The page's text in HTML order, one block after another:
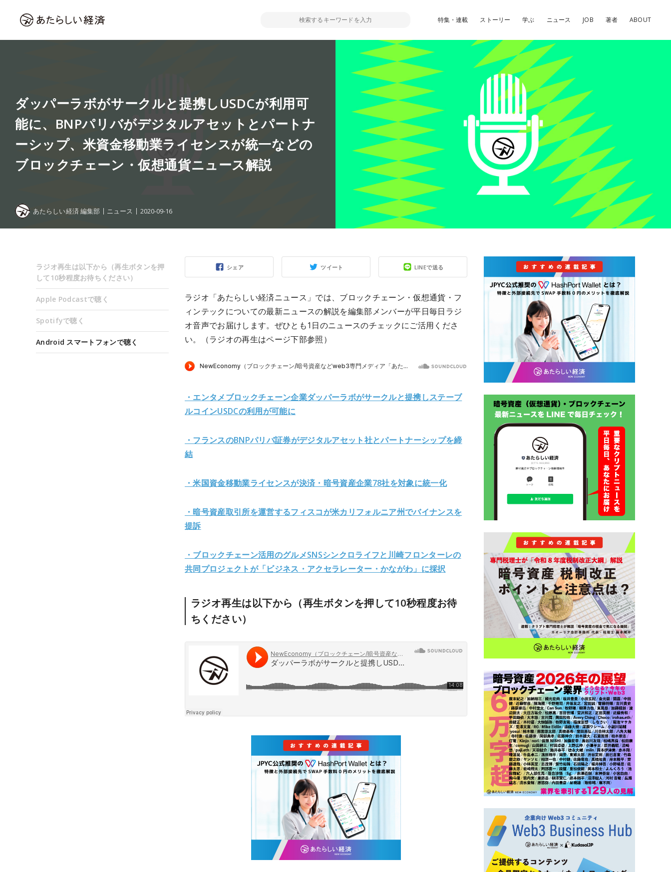
特集・連載 ストーリー 学ぶ ニュース JOB 著者 ABOUT
ダッパーラボがサークルと提携しUSDCが利用可
能に、BNPパリバがデジタルアセットとパートナ
ーシップ、米資金移動業ライセンスが統一などの
ブロックチェーン・仮想通貨ニュース解説
あたらしい経済 編集部 ニュース 2020-09-16
シェア ツイート LINEで送る
ラジオ「あたらしい経済ニュース」では、ブロックチェーン・仮想通貨・フ
ィンテックについての最新ニュースの解説を編集部メンバーが平日毎日ラジ
オ音声でお届けします。ぜひとも1日のニュースのチェックにご活用くださ
い。（ラジオの再生はページ下部参照）
・エンタメブロックチェーン企業ダッパーラボがサークルと提携しステーブ
ルコインUSDCの利用が可能に
・フランスのBNPパリバ証券がデジタルアセット社とパートナーシップを締
結
・米国資金移動業ライセンスが決済・暗号資産企業78社を対象に統一化
・暗号資産取引所を運営するフィスコが米カリフォルニア州でバイナンスを
提訴
・ブロックチェーン活用のグルメSNSシンクロライフと川崎フロンターレの
共同プロジェクトが「ビジネス・アクセラレーター・かながわ」に採択
ラジオ再生は以下から（再生ボタンを押して10秒程度お待
ちください）
ラジオ再生は以下から（再生ボタンを押
して10秒程度お待ちください）
Apple Podcastで聴く
Spotifyで聴く
Android スマートフォンで聴く